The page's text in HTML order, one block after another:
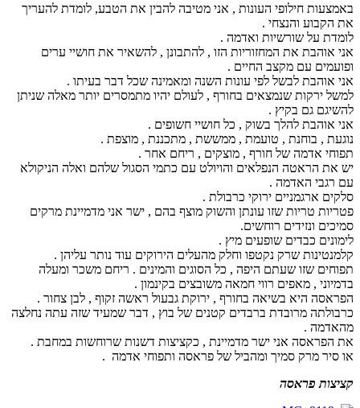
באמצעות חילופי העונות , אני מטיבה להבין את הטבע, לומדת להעריך
את הקבוע והנצחי .
לומדת על שורשיות ואדמה .
אני אוהבת את המחזוריות הזו , להתבונן , להשאיר את חושיי ערים
ופועמים עם מקצב החיים .
אני אוהבת לבשל לפי עונות השנה ומאמינה שכל דבר בעיתו .
למשל ירקות שנמצאים בחורף , לעולם יהיו מתמסרים יותר מאלה שניתן
להשיגם גם בקיץ .
אני אוהבת להלך בשוק , כל חושיי חשופים .
נוגעת , בוחנת , טועמת , ממששת , מתכננת , מוצפת .
תפוחי אדמה של חורף , מוצקים , ריחם אחר .
יש את הראטה הנפלאים והויולט עם כתמי הסגול שלהם ואלה הניקולא
עם רגבי האדמה .
סלקים ארגמניים ירוקי כרבולת .
פטריות טריות שזו עונתן והשוק מוצף בהם , ישר אני מדמיינת מרקים
סמיכים ונזידים רוחשים.
לימונים כבדים שופעים מיץ .
קלמנטינות שרק נקטפו וחלק מהעלים הירוקים עוד נותר עליהן .
תפוחים שזו שעתם היפה , כל הסוגים והמינים . ריחם משכר ומעלה
בדמיוני , מאפים רווי חמאה משובצים בקינמון .
הפראסה היא בשיאה בחורף , ירוקת גבעול ראשה זקוף , לבן צחור .
כרבולתה מרובדת ברבדים קטנים של בוץ , דבר שמעיד שזה עתה נחלצה
מהאדמה .
את הפראסה אני ישר מדמיינת , כקציצות דשנות שרוחשות במחבת .
או סיר מרק סמיך ומהביל של פראסה ותפוחי אדמה .
קציצות פראסה